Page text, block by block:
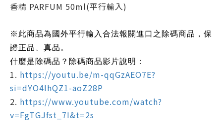
香精 PARFUM 50ml(平行輸入)
※此商品為國外平行輸入合法報關進口之除碼商品，保
證正品、真品。
什麼是除碼品？除碼商品影片說明：
1. https://youtu.be/m-qqGzAEO7E?
si=dYO4IhQZ1-aoZ28P
2. https://www.youtube.com/watch?
v=FgTGJfst_7I&t=2s